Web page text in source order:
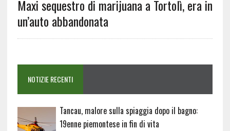
Maxi sequestro di marijuana a Tortolì, era in
un’auto abbandonata
NOTIZIE RECENTI
Tancau, malore sulla spiaggia dopo il bagno:
19enne piemontese in fin di vita